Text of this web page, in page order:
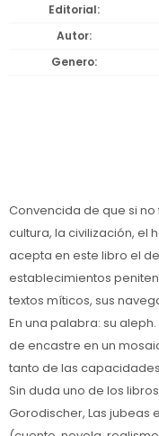
Editorial
Autor
Genero
Convencida de que si
cultura, la civilización, el
acepta en este libro el
establecimientos
textos míticos, sus
En una palabra: su
de encastre en un
tanto de las
Sin duda uno de los
Gorodischer, Las jubeas